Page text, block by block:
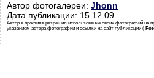
Автор фотогалереи: Jhonn
Дата публикации: 15.12.09
Автор в профиле разрешил использование своих фотографий на
указанием автора фотографии и ссылки на сайт публикации (